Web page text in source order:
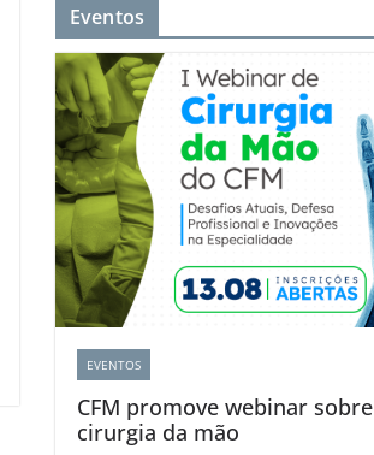
Eventos
EVENTOS
CFM promove webinar sobre
cirurgia da mão